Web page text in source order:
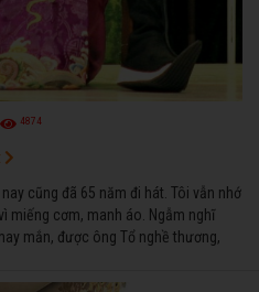
4874
cũng đã 65 năm đi hát. Tôi vẫn nhớ
miếng cơm, manh áo. Ngẫm nghĩ
mắn, được ông Tổ nghề thương,
bước thành danh với nghiệp ca